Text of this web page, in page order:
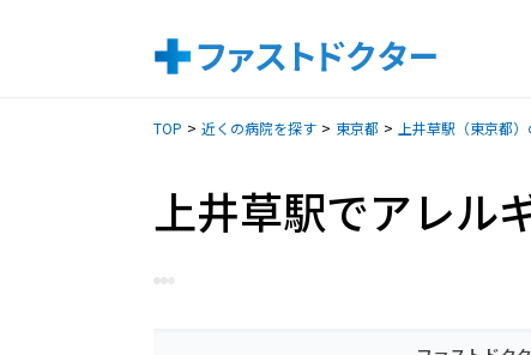
TOP 近くの病院を探す 東京都 上井草駅（東京都
上井草駅でアレル